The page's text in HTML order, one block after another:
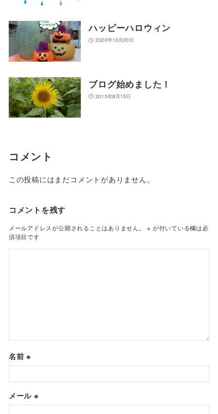
ハッピーハロウィン
2020年10月30日
ブログ始めました！
2015年8月15日
コメント
この投稿にはまだコメントがありません。
コメントを残す
メールアドレスが公開されることはありません。 ※ が付いている欄は必
須項目です
名前※
メール ※